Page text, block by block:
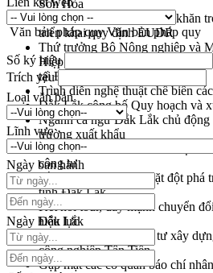
Sơn Hòa
Bàn giải pháp tháo gỡ khó khăn
triển khai quy định EUDR
Thứ trưởng Bộ Nông nghiệp và
Hiệp khảo sát vùng trồng và
tại Đắk Lắk
Trình diễn nghệ thuật chế biến
Đắk Lắk công bố Quy hoạch và
Ngành cá ngừ Đắk Lắk chủ
trường xuất khẩu
Diễn đàn Kinh tế tư nhân Việt
công tư
Đề án 06 tạo bước ngoặt đột phá
tỉnh Đắk Lắk
Kết nối tour, đẩy mạnh chuyển
Đắk Lắk
Khởi động Dự án Đầu tư xây
công nghiệp Tân Tiến
Gặp mặt các cơ quan báo chí
Văn bản pháp quy Văn bản pháp quy
Số ký hiệu
Trích yếu
Loại văn bản
Lĩnh vực
Ngày ban hành
Ngày hiệu lực